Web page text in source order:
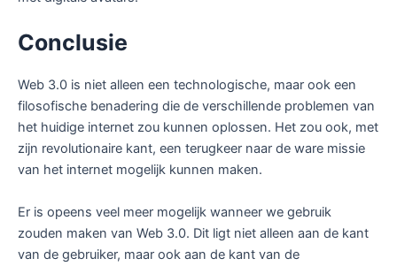
Conclusie
Web 3.0 is niet alleen een technologische, maar ook een
filosofische benadering die de verschillende problemen van
het huidige internet zou kunnen oplossen. Het zou ook, met
zijn revolutionaire kant, een terugkeer naar de ware missie
van het internet mogelijk kunnen maken.
Er is opeens veel meer mogelijk wanneer we gebruik
zouden maken van Web 3.0. Dit ligt niet alleen aan de kant
van de gebruiker, maar ook aan de kant van de